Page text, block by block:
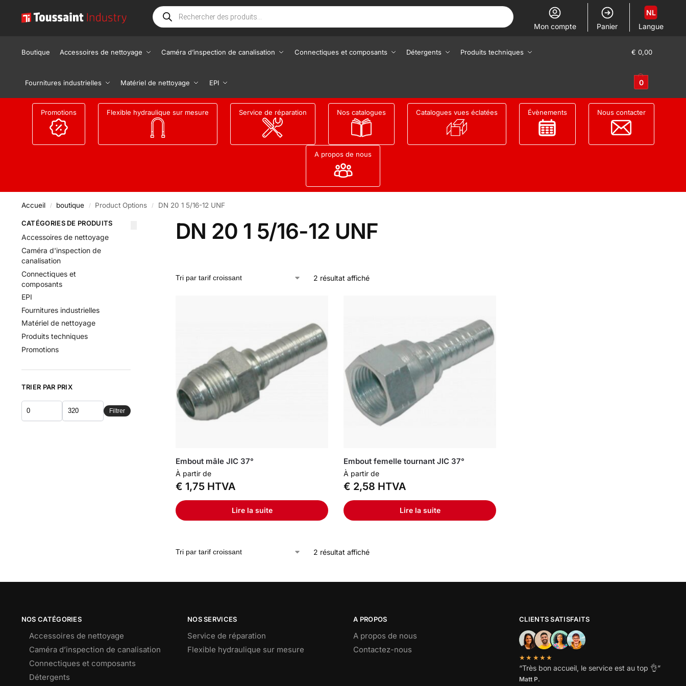
Mon compte Panier Langue
NL
Boutique Accessoires de nettoyage Caméra d’inspection de canalisation Connectiques et composants Détergents Produits techniques
Fournitures industrielles Matériel de nettoyage EPI
€ 0,00
0
Promotions Flexible hydraulique sur mesure Service de réparation Nos catalogues Catalogues vues éclatées Évènements Nous contacter
A propos de nous
Accueil / boutique / Product Options / DN 20 1 5/16-12 UNF
DN 20 1 5/16-12 UNF
2 résultat affiché
Embout mâle JIC 37°
À partir de
€ 1,75 HTVA
Lire la suite
Embout femelle tournant JIC 37°
À partir de
€ 2,58 HTVA
Lire la suite
2 résultat affiché
CATÉGORIES DE PRODUITS
Accessoires de nettoyage
Caméra d'inspection de
canalisation
Connectiques et
composants
EPI
Fournitures industrielles
Matériel de nettoyage
Produits techniques
Promotions
TRIER PAR PRIX
Filtrer
NOS CATÉGORIES
Accessoires de nettoyage
Caméra d’inspection de canalisation
Connectiques et composants
Détergents
NOS SERVICES
Service de réparation
Flexible hydraulique sur mesure
A PROPOS
A propos de nous
Contactez-nous
CLIENTS SATISFAITS
★★★★★
“Très bon accueil, le service est au top 👌”
Matt P.